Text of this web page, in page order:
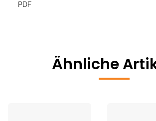
PDF
Ähnliche